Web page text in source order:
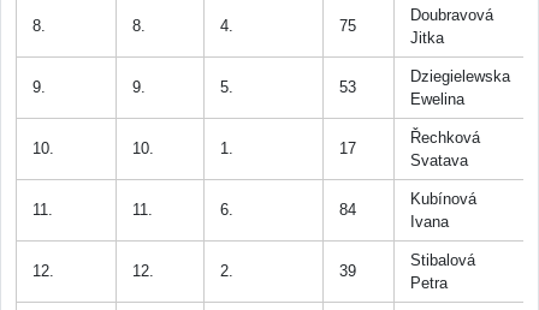
8. 8. 4. 75
Doubravová
Jitka
9. 9. 5. 53
Dziegielewska
Ewelina
10. 10. 1. 17
Řechková
Svatava
11. 11. 6. 84
Kubínová
Ivana
12. 12. 2. 39
Stibalová
Petra